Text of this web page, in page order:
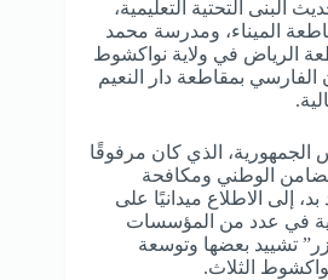
البنى التحتية التعليمية،
رقم (1) بمقاطعة الميناء، ومدرسة محمد
الرياض في ولاية نواكشوط
الفارسي بمقاطعة دار النعيم
الجمهورية، الذي كان مرفوقًا
الوطني ومكافحة
إلى الاطلاع ميدانيًا على
في عدد من المؤسسات
تشييد بعضها وتوسعة
الثلاث.